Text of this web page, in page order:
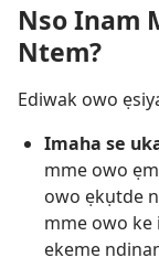
Nso Inam
Ntem?
Ediwak owo
Imaha se
mme owo
owo ẹkụtde
mme owo
ekeme